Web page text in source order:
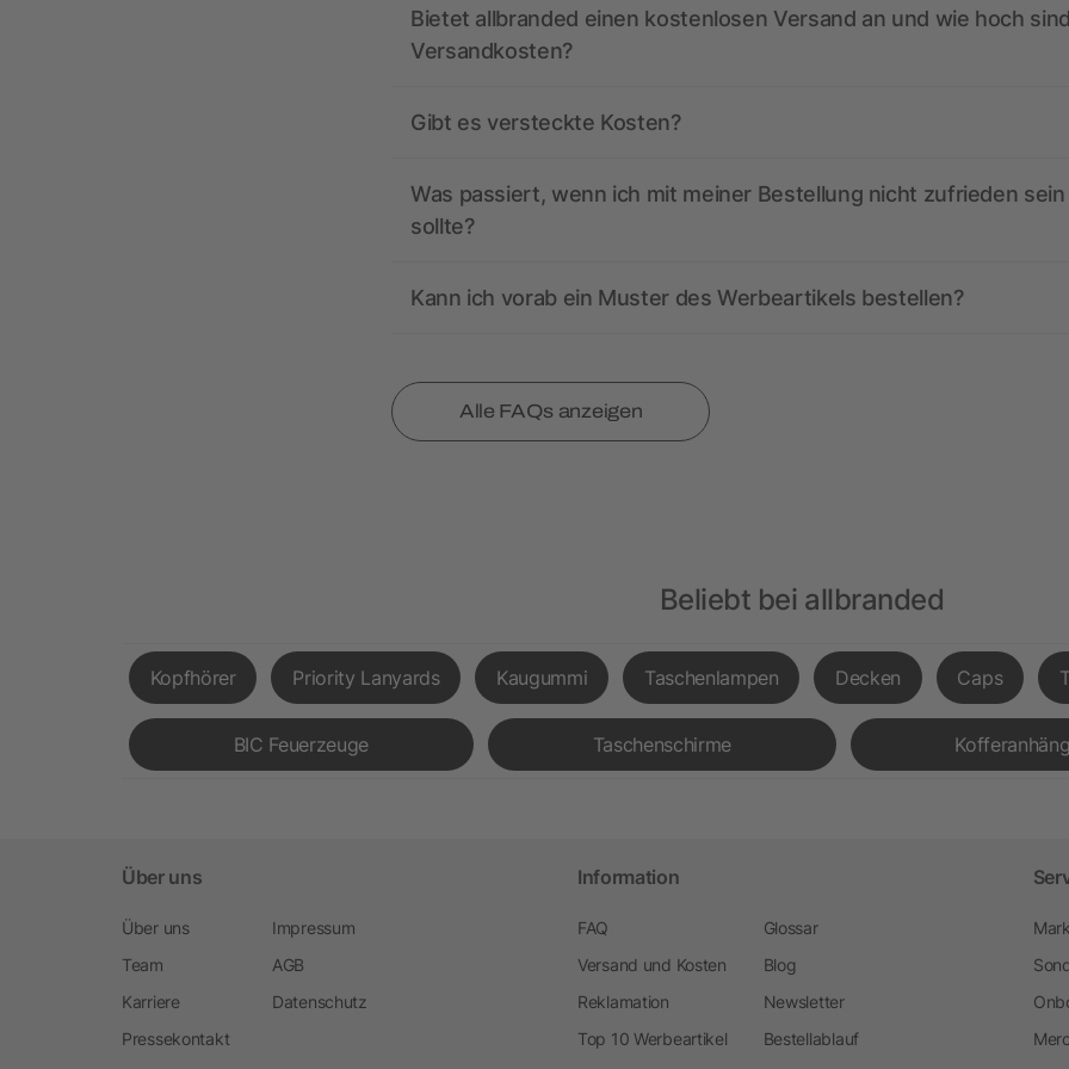
Bietet allbranded einen kostenlosen Versand an und wie hoch
Versandkosten?
Gibt es versteckte Kosten?
Was passiert, wenn ich mit meiner Bestellung nicht zufrieden sein
sollte?
Kann ich vorab ein Muster des Werbeartikels bestellen?
Alle FAQs anzeigen
Beliebt bei allbranded
Kopfhörer Priority Lanyards Kaugummi Taschenlampen Decken Caps
BIC Feuerzeuge Taschenschirme
Über uns
Über uns
Team
Karriere
Pressekontakt
Impressum
AGB
Datenschutz
Information
FAQ
Versand und Kosten
Reklamation
Top 10 Werbeartikel
Glossar
Blog
Newsletter
Bestellablauf